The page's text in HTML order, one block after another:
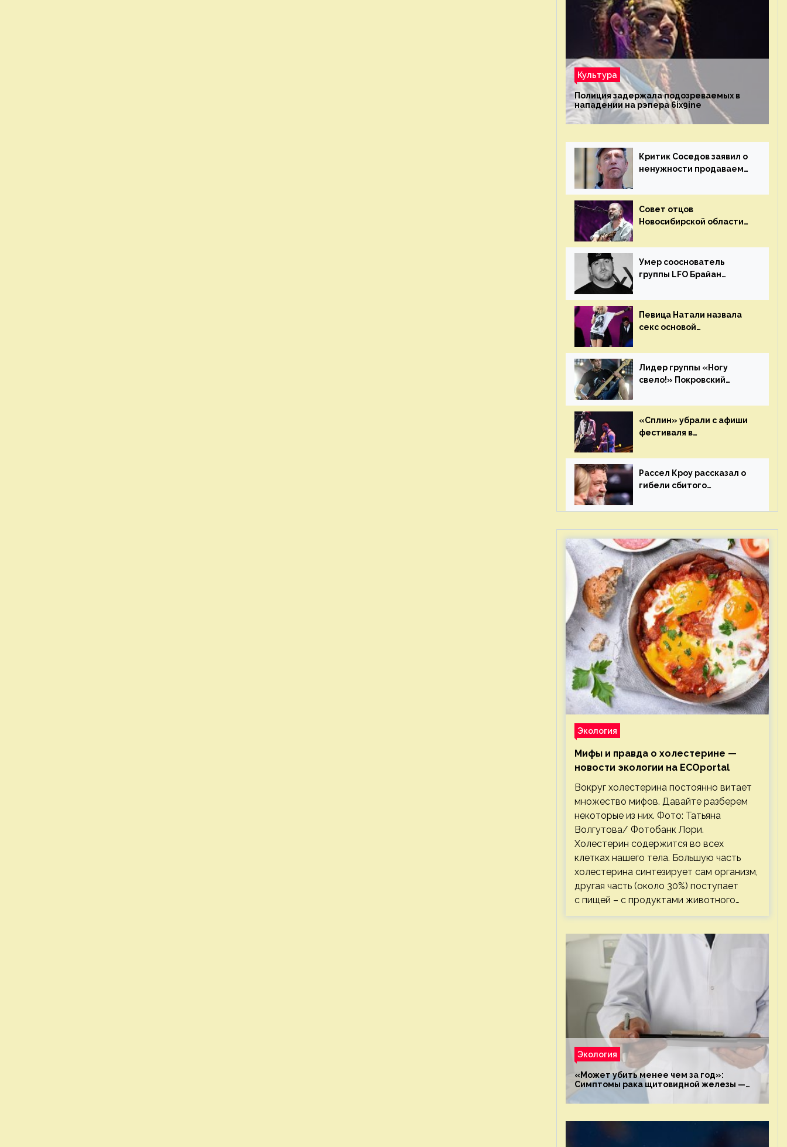
Культура
Полиция задержала подозреваемых в
нападении на рэпера 6ix9ine
Критик Соседов заявил о
ненужности продаваемых
песен
Совет отцов
Новосибирской области
концерт группы «Сплин»
Умер сооснователь
группы LFO Брайан
Певица Натали назвала
секс основой
Лидер группы «Ногу
свело!» Покровский
иноагента
«Сплин» убрали с афиши
фестиваля в
жалобы «Союза отцов»
Рассел Кроу рассказал о
гибели сбитого
Экология
Мифы и правда о холестерине —
новости экологии на ECOportal
Вокруг холестерина постоянно витает
множество мифов. Давайте разберем
некоторые из них. Фото: Татьяна
Волгутова/ Фотобанк Лори.
Холестерин содержится во всех
клетках нашего тела. Большую часть
холестерина синтезирует сам организм,
другая часть (около 30%) поступает
с пищей – с продуктами животного…
Экология
«Может убить менее чем за год»:
Симптомы рака щитовидной железы —
новости экологии на ECOportal